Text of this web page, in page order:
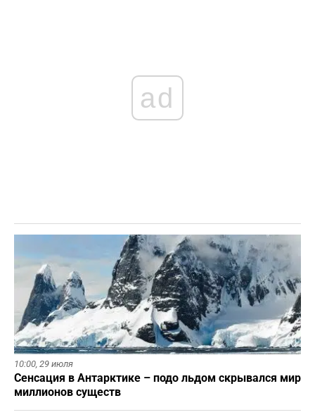
ad
10:00, 29 июля
Сенсация в Антарктике – подо льдом скрывался мир
миллионов существ